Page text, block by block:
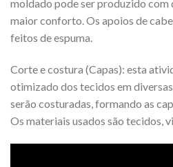
moldado pode ser produzido com
maior conforto. Os apoios de
feitos de espuma.
Corte e costura (Capas): esta
otimizado dos tecidos em diversas
serão costuradas, formando as
Os materiais usados são tecidos,